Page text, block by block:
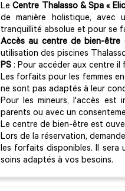
LeCentre Thalasso & Spa «
de manière holistique, avec
tranquillité absolue et pour se
Accès au centre de bien-être
utilisation des piscines
PS : Pour accéder aux centre
Les forfaits pour les femmes
ne sont pas adaptés à leur
Pour les mineurs, l'accès est
parents ou avec un
Le centre de bien-être est
Lors de la réservation,
les forfaits disponibles. Il sera
soins adaptés à vos besoins.